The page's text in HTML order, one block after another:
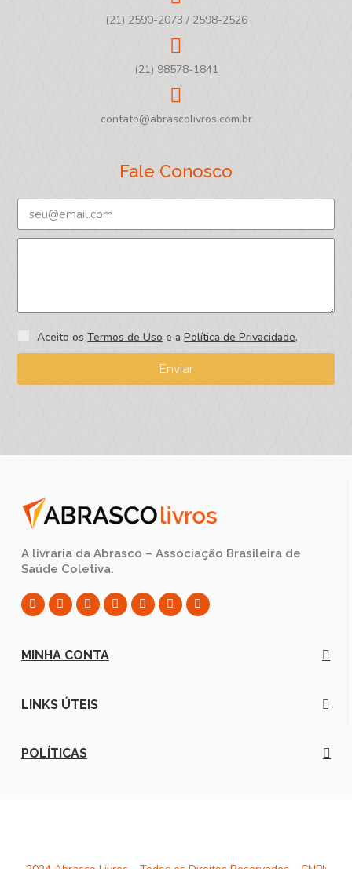
(21) 2590-2073 / 2598-2526
(21) 98578-1841
contato@abrascolivros.com.br
Fale Conosco
Aceito osTermos de Uso e aPolítica de Privacidade.
Enviar
A livraria da Abrasco – Associação Brasileira de
Saúde Coletiva.
MINHA CONTA
LINKS ÚTEIS
POLÍTICAS